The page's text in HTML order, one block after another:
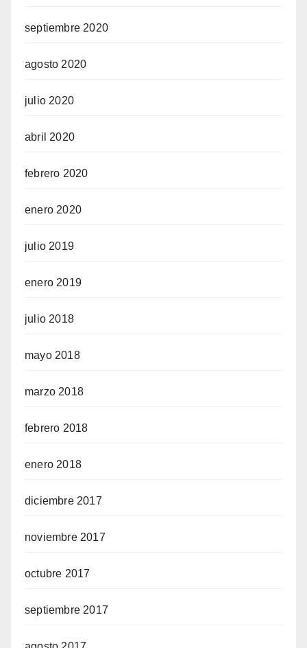
septiembre 2020
agosto 2020
julio 2020
abril 2020
febrero 2020
enero 2020
julio 2019
enero 2019
julio 2018
mayo 2018
marzo 2018
febrero 2018
enero 2018
diciembre 2017
noviembre 2017
octubre 2017
septiembre 2017